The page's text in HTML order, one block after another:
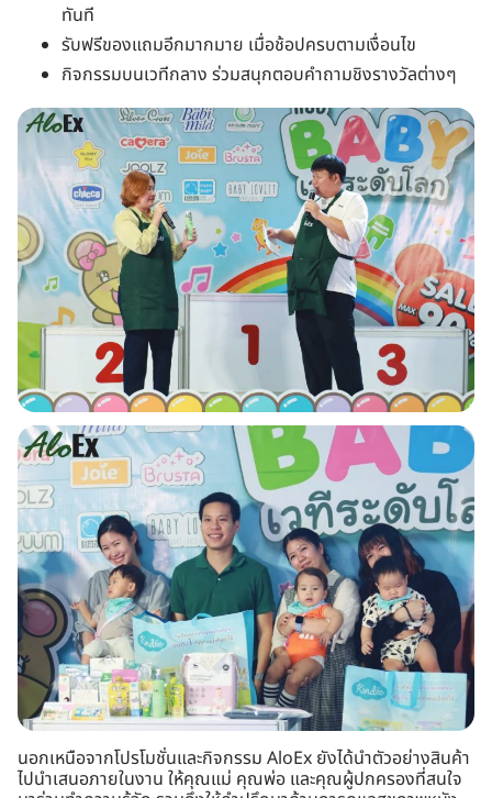
ทันที
รับฟรีของแถมอีกมากมาย เมื่อช้อปครบตามเงื่อนไข
กิจกรรมบนเวทีกลาง ร่วมสนุกตอบคำถามชิงรางวัลต่างๆ
นอกเหนือจากโปรโมชั่นและกิจกรรม AloEx ยังได้นำตัวอย่างสินค้า
ไปนำเสนอภายในงาน ให้คุณแม่ คุณพ่อ และคุณผู้ปกครองที่สนใจ